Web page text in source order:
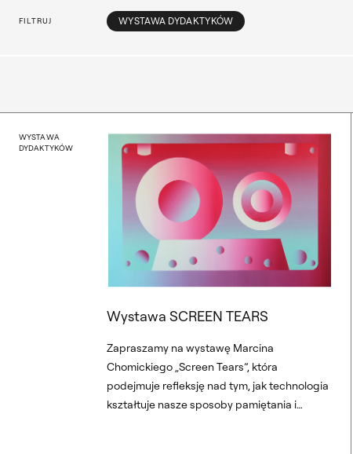
FILTRUJ
Opcje filtrowania
WYSTAWA DYDAKTYKÓW
Wystawa SCREEN TEARS
WYSTAWA
DYDAKTYKÓW
Wystawa SCREEN TEARS
Zapraszamy na wystawę Marcina
Chomickiego „Screen Tears”, która
podejmuje refleksję nad tym, jak technologia
kształtuje nasze sposoby pamiętania i